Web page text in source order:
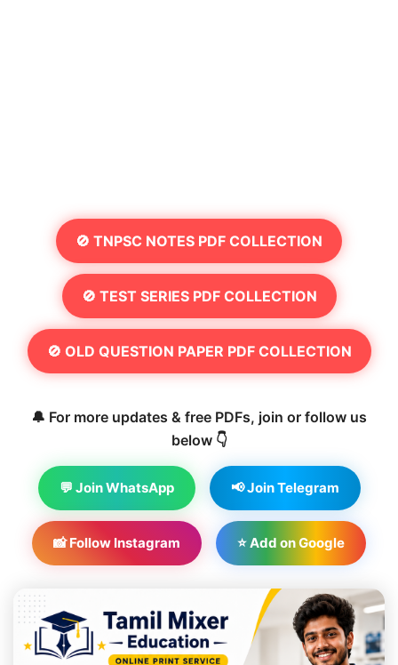
🚫 TNPSC NOTES PDF COLLECTION
🚫 TEST SERIES PDF COLLECTION
🚫 OLD QUESTION PAPER PDF COLLECTION
🔔 For more updates & free PDFs, join or follow us
below 👇
💬 Join WhatsApp 📢 Join Telegram
📸 Follow Instagram ⭐ Add on Google